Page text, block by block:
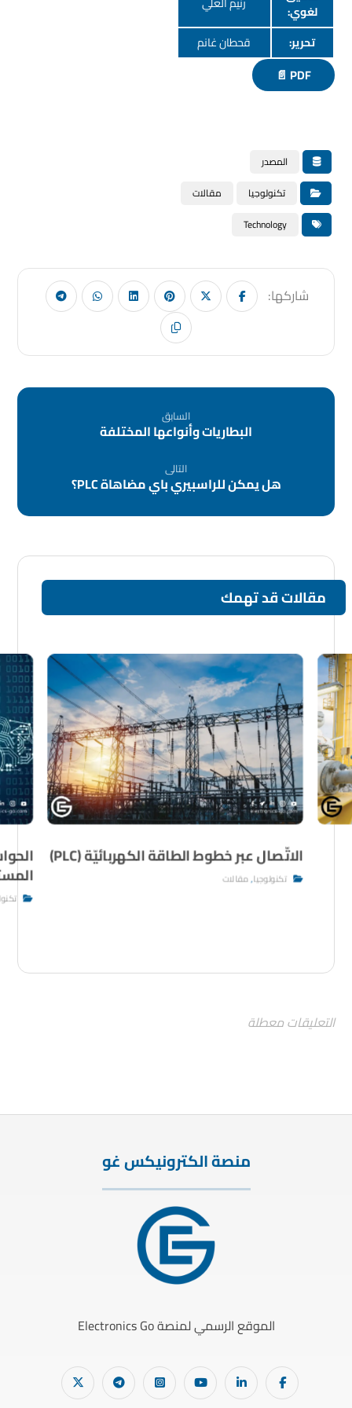
لغوي:
تحرير:
قحطان غانم
PDF 📄
المصدر
تكنولوجيا
مقالات
Technology
السابق
البطاريات وأنواعها المختلفة
التالى
هل يمكن للراسبيري باي مضاهاة PLC؟
مقالات قد تهمك
الاتّصال عبر خطوط الطاقة الكهربائيّة (PLC)
تكنولوجيا,مقالات
التعليقات معطلة
منصة الكترونيكس غو
الموقع الرسمي لمنصة Electronics Go